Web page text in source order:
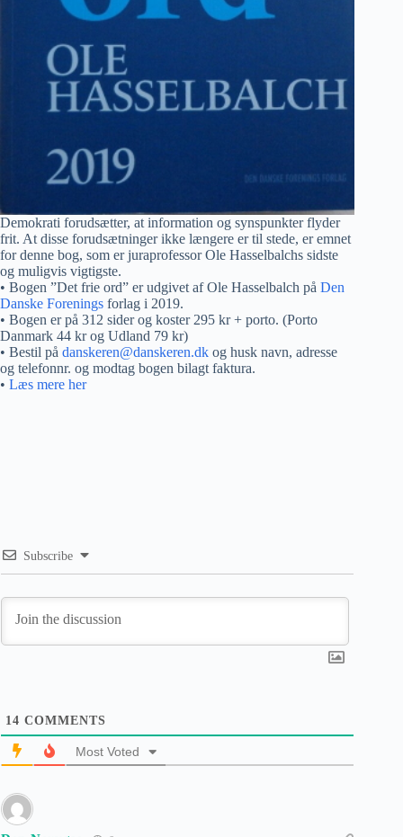
Demokrati forudsætter, at information og synspunkter flyder
frit. At disse forudsætninger ikke længere er til stede, er emnet
for denne bog, som er juraprofessor Ole Hasselbalchs sidste
og muligvis vigtigste.
• Bogen ”Det frie ord” er udgivet af Ole Hasselbalch på Den
Danske Forenings forlag i 2019.
• Bogen er på 312 sider og koster 295 kr + porto. (Porto
Danmark 44 kr og Udland 79 kr)
• Bestil på danskeren@danskeren.dk og husk navn, adresse
og telefonnr. og modtag bogen bilagt faktura.
• Læs mere her
Subscribe
14 COMMENTS
Most Voted